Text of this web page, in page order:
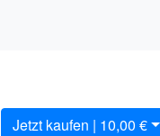
Jetzt kaufen | 10,00 €